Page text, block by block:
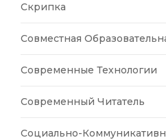
Скрипка
Совместная
Современные Технологии
Современный Читатель
Социально-